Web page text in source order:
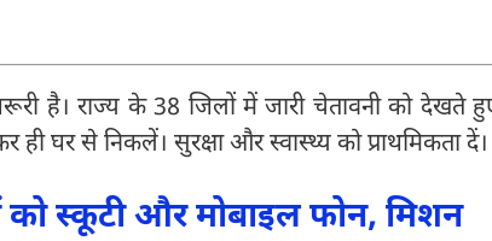
है। राज्य के 38 जिलों में जारी चेतावनी को देखते
घर से निकलें। सुरक्षा और स्वास्थ्य को प्राथमिकता दें।
को स्कूटी और मोबाइल फोन, मिशन